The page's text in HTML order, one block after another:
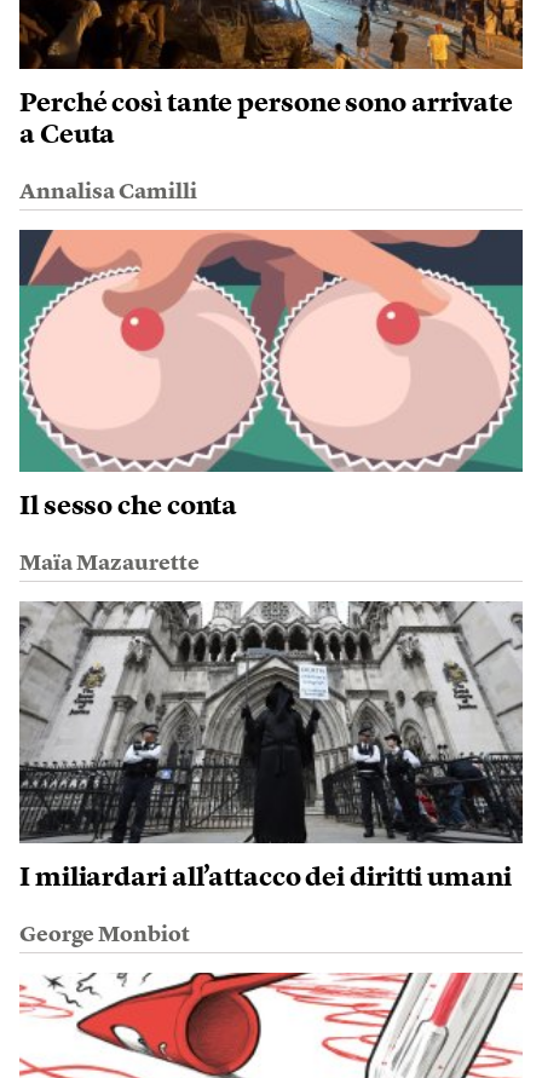
Perché così tante persone sono arrivate
a Ceuta
Annalisa Camilli
Il sesso che conta
Maïa Mazaurette
I miliardari all’attacco dei diritti umani
George Monbiot